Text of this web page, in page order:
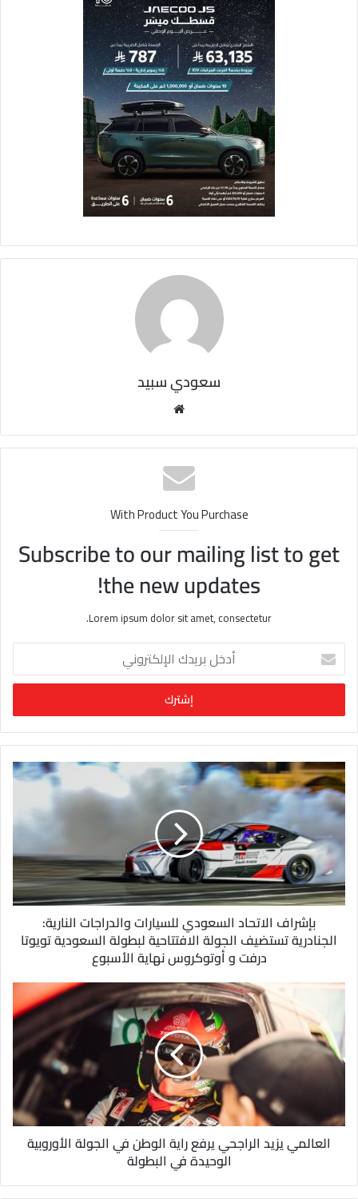
سعودي سبيد
الوي
ب
With Product You Purchase
Subscribe to our mailing list to get
the new updates!
Lorem ipsum dolor sit amet, consectetur.
خ
ب
ر
ي
د
ك
ا
ل
ل
ت
ر
بإشراف الاتحاد السعودي للسيارات والدراجات النارية:
الجنادرية تستضيف الجولة الافتتاحية لبطولة السعودية تويوتا
درفت و أوتوكروس نهاية الأسبوع
العالمي يزيد الراجحي يرفع راية الوطن في الجولة الأوروبية
الوحيدة في البطولة